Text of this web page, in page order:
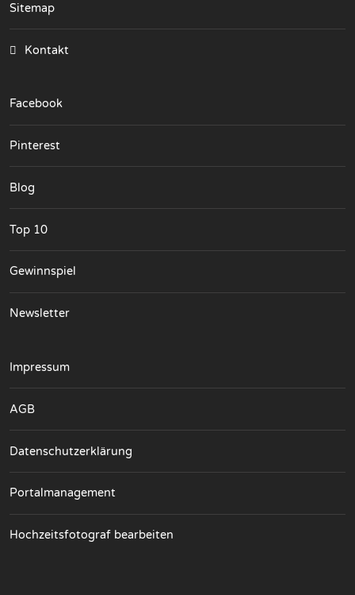
Sitemap
Kontakt
Facebook
Pinterest
Blog
Top 10
Gewinnspiel
Newsletter
Impressum
AGB
Datenschutzerklärung
Portalmanagement
Hochzeitsfotograf bearbeiten